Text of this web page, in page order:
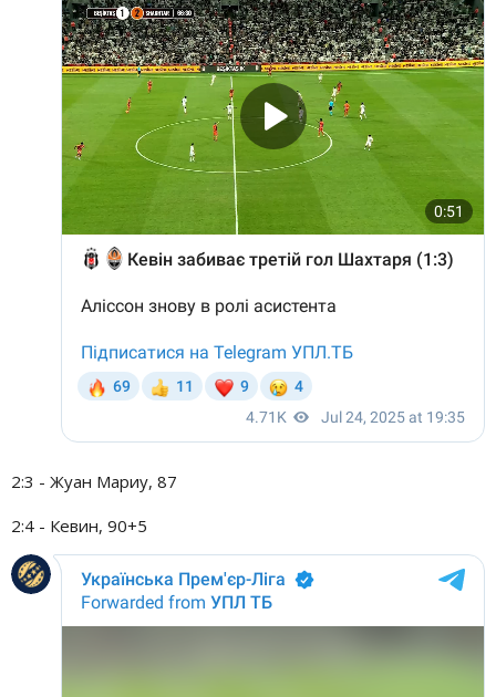
2:3 - Жуан Мариу, 87
2:4 - Кевин, 90+5